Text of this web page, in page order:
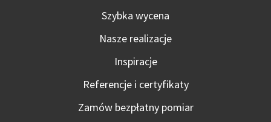
Szybka wycena
Nasze realizacje
Inspiracje
Referencje i certyfikaty
Zamów bezpłatny pomiar